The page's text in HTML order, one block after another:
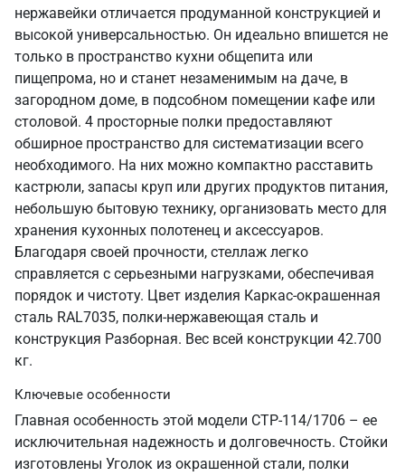
нержавейки отличается продуманной конструкцией и
высокой универсальностью. Он идеально впишется не
только в пространство кухни общепита или
пищепрома, но и станет незаменимым на даче, в
загородном доме, в подсобном помещении кафе или
столовой. 4 просторные полки предоставляют
обширное пространство для систематизации всего
необходимого. На них можно компактно расставить
кастрюли, запасы круп или других продуктов питания,
небольшую бытовую технику, организовать место для
хранения кухонных полотенец и аксессуаров.
Благодаря своей прочности, стеллаж легко
справляется с серьезными нагрузками, обеспечивая
порядок и чистоту. Цвет изделия Каркас-окрашенная
сталь RAL7035, полки-нержавеющая сталь и
конструкция Разборная. Вес всей конструкции 42.700
кг.
Ключевые особенности
Главная особенность этой модели СТР-114/1706 – ее
исключительная надежность и долговечность. Стойки
изготовлены Уголок из окрашенной стали, полки